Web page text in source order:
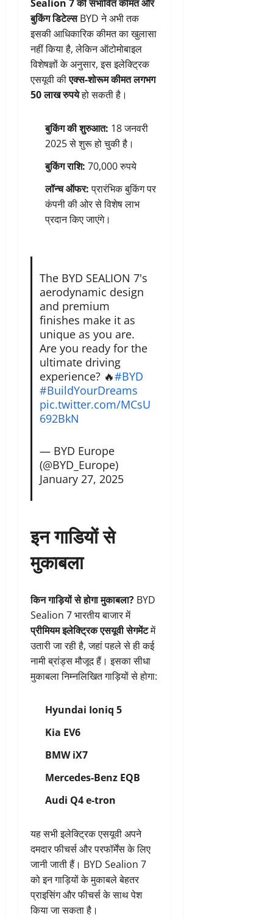
Sealion 7 की संभावित कीमत और
बुकिंग डिटेल्सBYD ने अभी तक
इसकी आधिकारिक कीमत का खुलासा
नहीं किया है, लेकिन ऑटोमोबाइल
विशेषज्ञों के अनुसार, इस इलेक्ट्रिक
एसयूवी कीएक्स-शोरूम कीमत लगभग
50 लाख रुपयेहो सकती है।
बुकिंग की शुरुआत: 18 जनवरी
2025 से शुरू हो चुकी है।
बुकिंग राशि: 70,000 रुपये
लॉन्च ऑफर:प्रारंभिक बुकिंग पर
कंपनी की ओर से विशेष लाभ
प्रदान किए जाएंगे।
The BYD SEALION 7's
aerodynamic design
and premium
finishes make it as
unique as you are.
Are you ready for the
ultimate driving
experience? 🔥#BYD
#BuildYourDreams
pic.twitter.com/MCsU
692BkN
— BYD Europe
(@BYD_Europe)
January 27, 2025
इन गाडियों से
मुकाबला
किन गाड़ियों से होगा मुकाबला? BYD
Sealion 7 भारतीय बाजार में
प्रीमियम इलेक्ट्रिक एसयूवी सेगमेंटमें
उतारी जा रही है, जहां पहले से ही कई
नामी ब्रांड्स मौजूद हैं। इसका सीधा
मुकाबला निम्नलिखित गाड़ियों से होगा:
Hyundai Ioniq 5
Kia EV6
BMW iX7
Mercedes-Benz EQB
Audi Q4 e-tron
यह सभी इलेक्ट्रिक एसयूवी अपने
दमदार फीचर्स और परफॉर्मेंस के लिए
जानी जाती हैं। BYD Sealion 7
को इन गाड़ियों के मुकाबले बेहतर
प्राइसिंग और फीचर्स के साथ पेश
किया जा सकता है।